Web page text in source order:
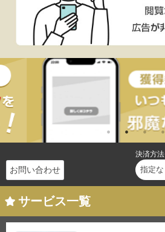
お問い合わせ
決済方法
サービス一覧